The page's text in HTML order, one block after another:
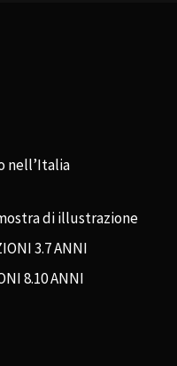
nell’Italia
mostra di illustrazione
3.7 ANNI
8.10 ANNI